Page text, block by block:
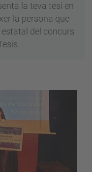
la teva tesi en
la persona que
del concurs